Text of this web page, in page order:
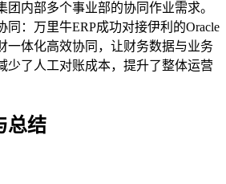
团内部多个事业部的协同作业需求。
同：万里牛ERP成功对接伊利的Oracle
一体化高效协同，让财务数据与业务
少了人工对账成本，提升了整体运营
总结